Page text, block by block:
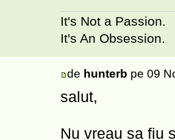
It's Not a Passion.
It's An Obsession.
de hunterb pe 09
salut,
Nu vreau sa fiu